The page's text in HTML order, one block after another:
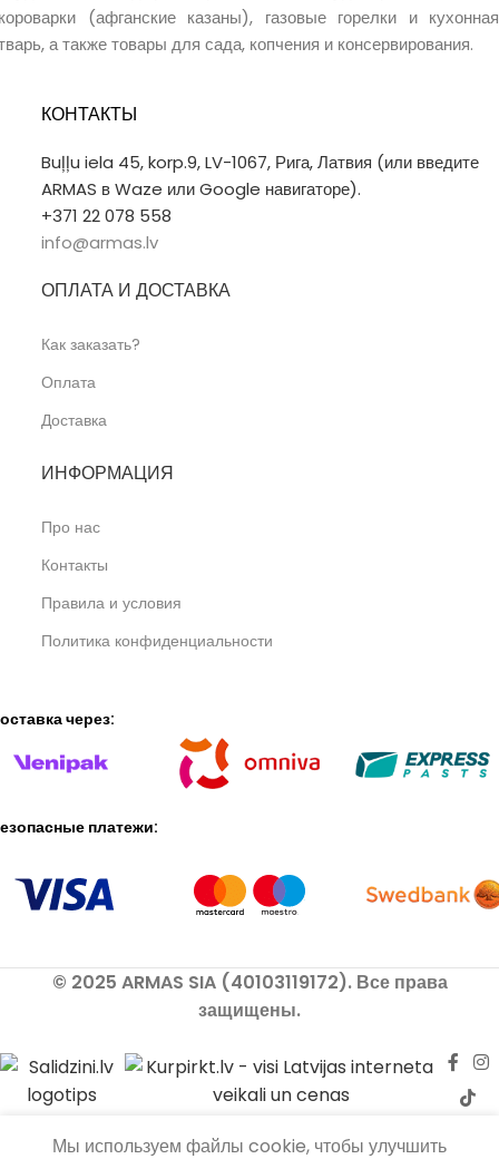
(афганские казаны), газовые горелки и кухонная
а также товары для сада, копчения и консервирования.
КОНТАКТЫ
Buļļu iela 45, korp.9, LV-1067, Рига, Латвия (или введите
ARMAS в Waze или Google навигаторе).
+371 22 078 558
info@armas.lv
ОПЛАТА И ДОСТАВКА
Как заказать?
Оплата
Доставка
ИНФОРМАЦИЯ
Про нас
Контакты
Правила и условия
Политика конфиденциальности
через:
платежи:
© 2025 ARMAS SIA (40103119172). Все права
защищены.
Мы используем файлы cookie, чтобы улучшить